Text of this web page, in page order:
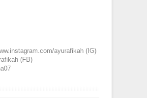
ayurafikah (IG)
(FB)